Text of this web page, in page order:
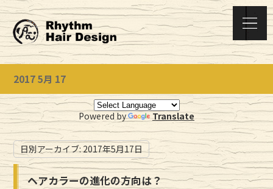
2017 5月 17
Powered by Translate
日別アーカイブ:2017年5月17日
ヘアカラーの進化の方向は？